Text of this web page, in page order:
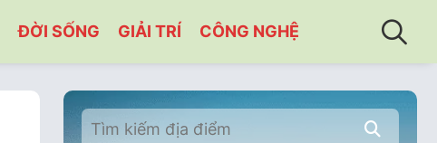
ĐỜI SỐNG GIẢI TRÍ CÔNG NGHỆ